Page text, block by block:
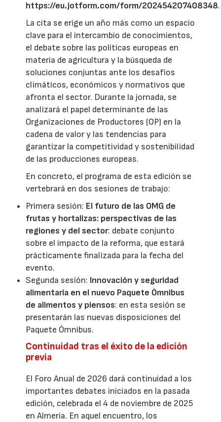
https://eu.jotform.com/form/202454207408348.
La cita se erige un año más como un espacio
clave para el intercambio de conocimientos,
el debate sobre las políticas europeas en
materia de agricultura y la búsqueda de
soluciones conjuntas ante los desafíos
climáticos, económicos y normativos que
afronta el sector. Durante la jornada, se
analizará el papel determinante de las
Organizaciones de Productores (OP) en la
cadena de valor y las tendencias para
garantizar la competitividad y sostenibilidad
de las producciones europeas.
En concreto, el programa de esta edición se
vertebrará en dos sesiones de trabajo:
Primera sesión: El futuro de las OMG de
frutas y hortalizas: perspectivas de las
regiones y del sector: debate conjunto
sobre el impacto de la reforma, que estará
prácticamente finalizada para la fecha del
evento.
Segunda sesión: Innovación y seguridad
alimentaria en el nuevo Paquete Ómnibus
de alimentos y piensos: en esta sesión se
presentarán las nuevas disposiciones del
Paquete Ómnibus.
Continuidad tras el éxito de la edición
previa
El Foro Anual de 2026 dará continuidad a los
importantes debates iniciados en la pasada
edición, celebrada el 4 de noviembre de 2025
en Almería. En aquel encuentro, los